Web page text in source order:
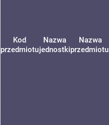
Kod
przedmiotu
Nazwa
jednostki
Nazwa
przedmiotu